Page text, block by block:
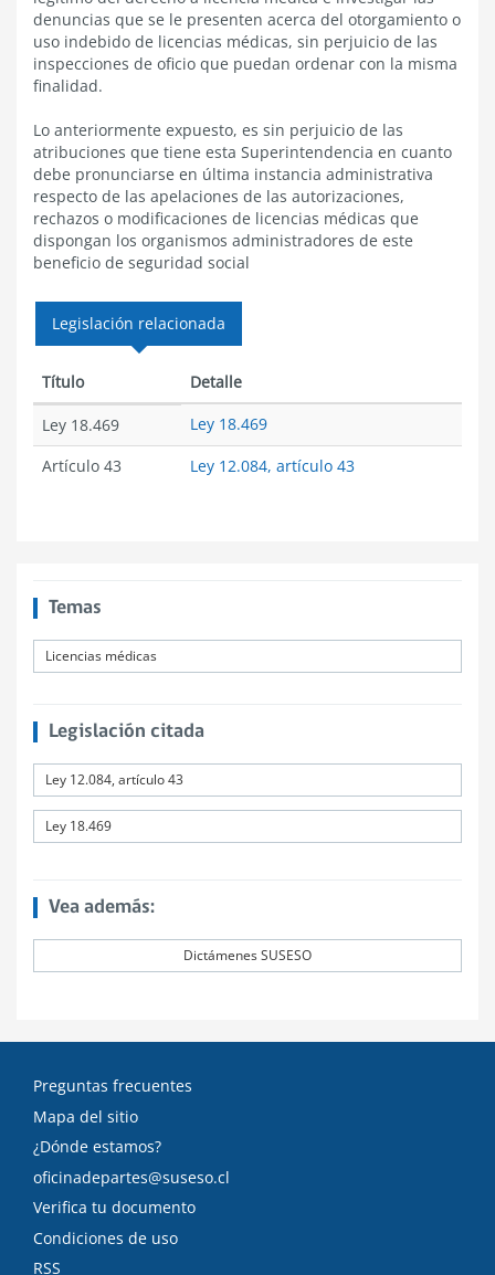
denuncias que se le presenten acerca del otorgamiento o
uso indebido de licencias médicas, sin perjuicio de las
inspecciones de oficio que puedan ordenar con la misma
finalidad.
Lo anteriormente expuesto, es sin perjuicio de las
atribuciones que tiene esta Superintendencia en cuanto
debe pronunciarse en última instancia administrativa
respecto de las apelaciones de las autorizaciones,
rechazos o modificaciones de licencias médicas que
dispongan los organismos administradores de este
beneficio de seguridad social
Legislación relacionada
Título Detalle
Ley 18.469
Ley 18.469
Artículo 43
Ley 12.084, artículo 43
Temas
Licencias médicas
Legislación citada
Ley 12.084, artículo 43
Ley 18.469
Vea además:
Dictámenes SUSESO
Preguntas frecuentes
Mapa del sitio
¿Dónde estamos?
oficinadepartes@suseso.cl
Verifica tu documento
Condiciones de uso
RSS